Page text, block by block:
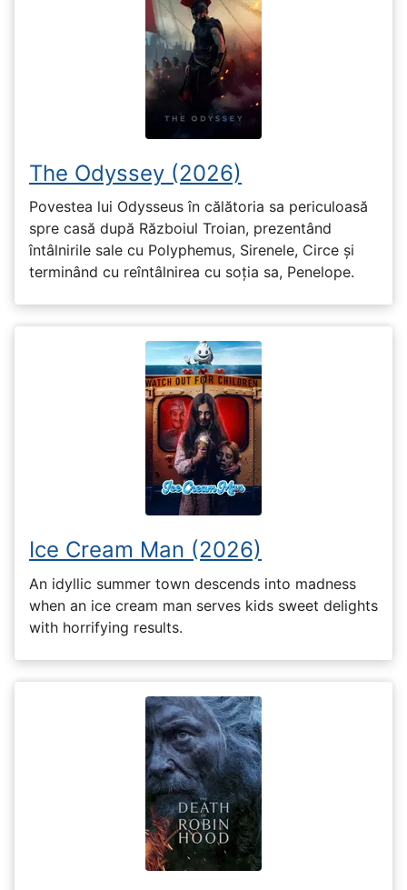
The Odyssey (2026)
Povestea lui Odysseus în călătoria sa periculoasă
spre casă după Războiul Troian, prezentând
întâlnirile sale cu Polyphemus, Sirenele, Circe și
terminând cu reîntâlnirea cu soția sa, Penelope.
Ice Cream Man (2026)
An idyllic summer town descends into madness
when an ice cream man serves kids sweet delights
with horrifying results.